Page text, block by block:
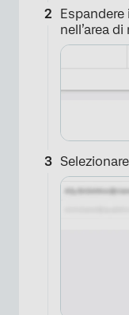
Espandere
nell’area
Selezionare